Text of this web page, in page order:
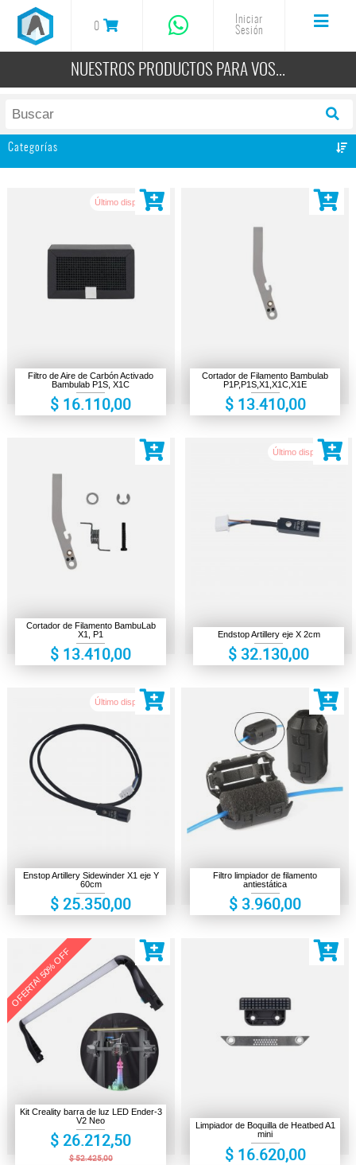
0
Iniciar
Sesión
NUESTROS PRODUCTOS PARA VOS...
Categorías
Resinas 3D
Grabadoras Cortadora Laser
Cámaras de seguridad
Electrónica
Liquidación
Último disponible!
Filtro de Aire de Carbón Activado
Bambulab P1S, X1C
$ 16.110,00
Cortador de Filamento Bambulab
P1P,P1S,X1,X1C,X1E
$ 13.410,00
Cortador de Filamento BambuLab
X1, P1
$ 13.410,00
Último disponible!
Endstop Artillery eje X 2cm
$ 32.130,00
Último disponible!
Enstop Artillery Sidewinder X1 eje Y
60cm
$ 25.350,00
Filtro limpiador de filamento
antiestática
$ 3.960,00
OFERTA! 50% OFF
Kit Creality barra de luz LED Ender-3
V2 Neo
$ 52.425,00
$ 26.212,50
Limpiador de Boquilla de Heatbed A1
mini
$ 16.620,00